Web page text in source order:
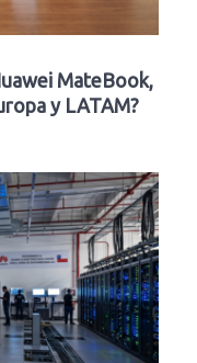
MateBook,
y LATAM?